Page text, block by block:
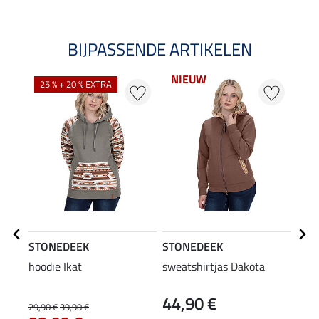
BIJPASSENDE ARTIKELEN
25 % + 20 % EXTRA
STONEDEEK
hoodie Ikat
29,90 €39,90 €
NIEUW
STONEDEEK
sweatshirtjas Dakota
44,90 €